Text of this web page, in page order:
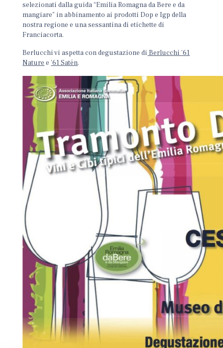
selezionati dalla guida “Emilia Romagna da Bere e da
mangiare” in abbinamento ai prodotti Dop e Igp della
nostra regione e una sessantina di etichette di
Franciacorta.
Berlucchi vi aspetta con degustazione di Berlucchi ’61
Nature e ’61 Satén.